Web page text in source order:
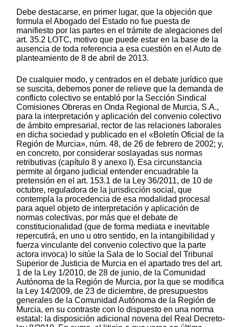
Debe destacarse, en primer lugar, que la objeción que
formula el Abogado del Estado no fue puesta de
manifiesto por las partes en el trámite de alegaciones del
art. 35.2 LOTC, motivo que puede estar en la base de la
ausencia de toda referencia a esa cuestión en el Auto de
planteamiento de 8 de abril de 2013.
De cualquier modo, y centrados en el debate jurídico que
se suscita, debemos poner de relieve que la demanda de
conflicto colectivo se entabló por la Sección Sindical
Comisiones Obreras en Onda Regional de Murcia, S.A.,
para la interpretación y aplicación del convenio colectivo
de ámbito empresarial, rector de las relaciones laborales
en dicha sociedad y publicado en el «Boletín Oficial de la
Región de Murcia», núm. 48, de 26 de febrero de 2002; y,
en concreto, por considerar soslayadas sus normas
retributivas (capítulo 8 y anexo I). Esa circunstancia
permite al órgano judicial entender encuadrable la
pretensión en el art. 153.1 de la Ley 36/2011, de 10 de
octubre, reguladora de la jurisdicción social, que
contempla la procedencia de esa modalidad procesal
para aquel objeto de interpretación y aplicación de
normas colectivas, por más que el debate de
constitucionalidad (que de forma mediata e inevitable
repercutirá, en uno u otro sentido, en la intangibilidad y
fuerza vinculante del convenio colectivo que la parte
actora invoca) lo sitúe la Sala de lo Social del Tribunal
Superior de Justicia de Murcia en el apartado tres del art.
1 de la Ley 1/2010, de 28 de junio, de la Comunidad
Autónoma de la Región de Murcia, por la que se modifica
la Ley 14/2009, de 23 de diciembre, de presupuestos
generales de la Comunidad Autónoma de la Región de
Murcia, en su contraste con lo dispuesto en una norma
estatal: la disposición adicional novena del Real Decreto-